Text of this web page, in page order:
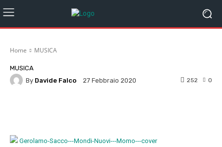
Home MUSICA
MUSICA
By Davide Falco 27 Febbraio 2020 0
252